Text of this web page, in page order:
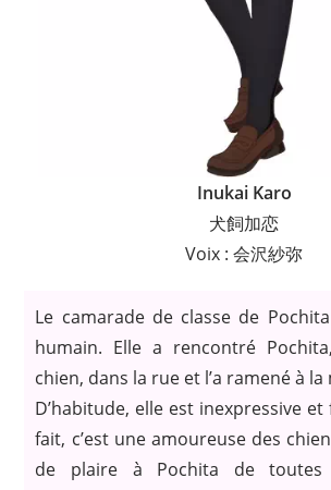
Inukai Karo
犬飼加恋
Voix : 会沢紗弥
Le camarade de classe de
humain. Elle a rencontré
chien, dans la rue et l’a ramené à la
D’habitude, elle est inexpressive
fait, c’est une amoureuse des
de plaire à Pochita de toutes